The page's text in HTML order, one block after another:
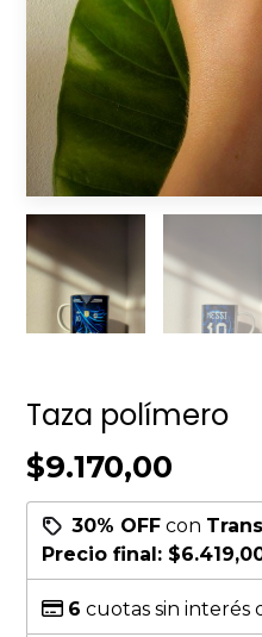
Taza polímero
$9.170,00
30% OFF con
Precio final:
6 cuotas sin interés